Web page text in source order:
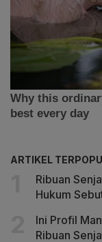
ARTIKEL
Ribuan
Hukum
Ini Profil
Ribuan